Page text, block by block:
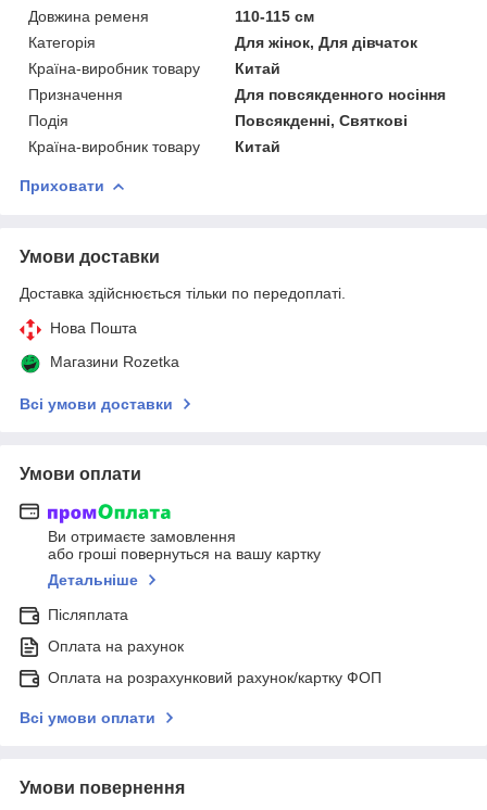
Довжина ременя
110-115 см
Категорія
Для жінок, Для дівчаток
Країна-виробник товару
Китай
Призначення
Для повсякденного носіння
Подія
Повсякденні, Святкові
Країна-виробник товару
Китай
Приховати
Умови доставки
Доставка здійснюється тільки по передоплаті.
Нова Пошта
Магазини Rozetka
Всі умови доставки
Умови оплати
Ви отримаєте замовлення
або гроші повернуться на вашу картку
Детальніше
Післяплата
Оплата на рахунок
Оплата на розрахунковий рахунок/картку ФОП
Всі умови оплати
Умови повернення